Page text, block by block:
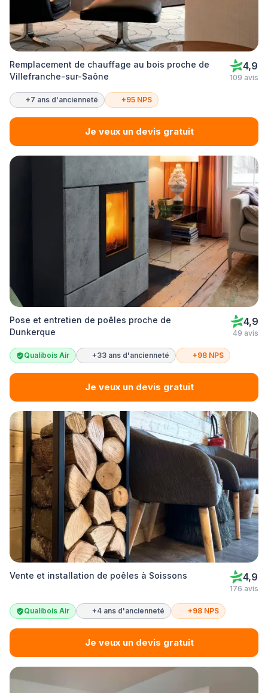
Remplacement de chauffage au bois proche de
Villefranche-sur-Saône
4,9
109 avis
+7 ans d'ancienneté +95 NPS
Je veux un devis gratuit
Pose et entretien de poêles proche de
Dunkerque
4,9
49 avis
Qualibois Air +33 ans d'ancienneté +98 NPS
Je veux un devis gratuit
Vente et installation de poêles à Soissons 4,9
176 avis
Qualibois Air +4 ans d'ancienneté +98 NPS
Je veux un devis gratuit